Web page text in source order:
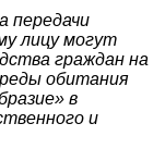
передачи
лицу могут
граждан на
обитания
в
и